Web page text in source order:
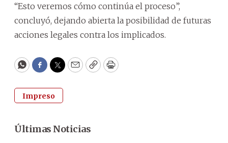
“Esto veremos cómo continúa el proceso”,
concluyó, dejando abierta la posibilidad de futuras
acciones legales contra los implicados.
WhatsApp
Facebook
Twitter
EmailCopyPrint
Impreso
Últimas Noticias